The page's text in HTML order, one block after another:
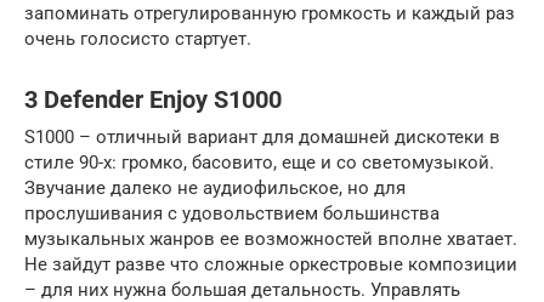
запоминать отрегулированную громкость и каждый раз
очень голосисто стартует.
3 Defender Enjoy S1000
S1000 – отличный вариант для домашней дискотеки в
стиле 90-х: громко, басовито, еще и со светомузыкой.
Звучание далеко не аудиофильское, но для
прослушивания с удовольствием большинства
музыкальных жанров ее возможностей вполне хватает.
Не зайдут разве что сложные оркестровые композиции
– для них нужна большая детальность. Управлять